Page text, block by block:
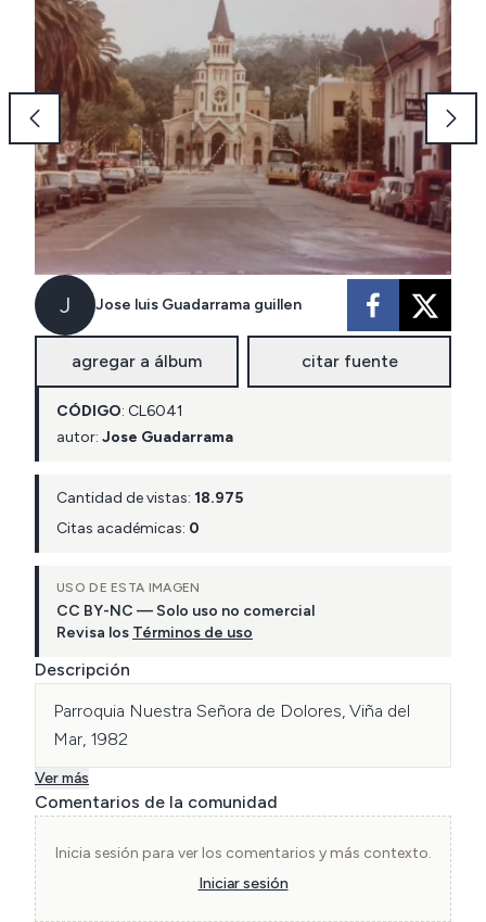
J Jose luis Guadarrama guillen
agregar a álbum citar fuente
CÓDIGO: CL6041
autor: Jose Guadarrama
Cantidad de vistas: 18.975
Citas académicas: 0
USO DE ESTA IMAGEN
CC BY-NC — Solo uso no comercial
Revisa los Términos de uso
Descripción
Parroquia Nuestra Señora de Dolores, Viña del
Mar, 1982
Ver más
Comentarios de la comunidad
Inicia sesión para ver los comentarios y más contexto.
Iniciar sesión